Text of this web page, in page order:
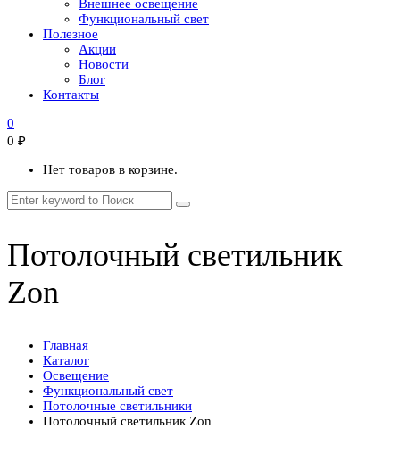
Внешнее освещение
Функциональный свет
Полезное
Акции
Новости
Блог
Контакты
0
0 ₽
Нет товаров в корзине.
Потолочный светильник
Zon
Главная
Каталог
Освещение
Функциональный свет
Потолочные светильники
Потолочный светильник Zon